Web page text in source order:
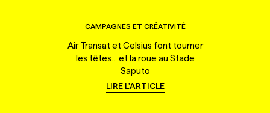
CAMPAGNES ET CRÉATIVITÉ
Air Transat et Celsius font tourner
les têtes... et la roue au Stade
Saputo
LIRE L'ARTICLE